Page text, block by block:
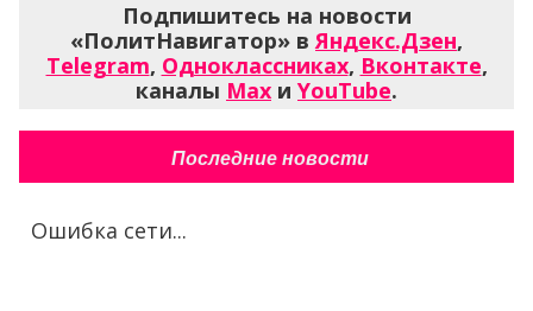
Подпишитесь на новости
«ПолитНавигатор» вЯндекс.Дзен,
Telegram, Одноклассниках, Вконтакте,
каналы Max и YouTube.
Последние новости
Ошибка сети...